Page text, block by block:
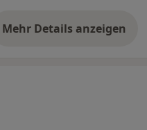
Mehr Details anzeigen
über die Adresse